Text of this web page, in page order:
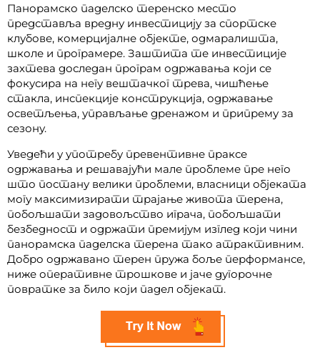
Панорамско паделско теренско место
представља вредну инвестицију за спортске
клубове, комерцијалне објекте, одмаралишта,
школе и програмере. Заштита те инвестиције
захтева доследан програм одржавања који се
фокусира на негу вештачког трева, чишћење
стакла, инспекције конструкција, одржавање
осветљења, управљање дренажом и припрему за
сезону.
Уведећи у употребу превентивне праксе
одржавања и решавајући мале проблеме пре него
што постану велики проблеми, власници објеката
могу максимизирати трајање живота терена,
побољшати задовољство играча, побољшати
безбедност и одржати премијум изглед који чини
панорамска паделска терена тако атрактивним.
Добро одржавано терен пружа боље перформансе,
ниже оперативне трошкове и јаче дугорочне
повратке за било који падел објекат.